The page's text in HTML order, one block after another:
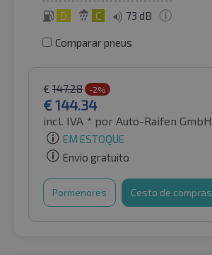
D C 73 dB
Comparar pneus
€ 147.28 -2%
€144.34
incl. IVA * por Auto-Raifen GmbH
EM ESTOQUE
Envio gratuito
Pormenores Cesto de compras